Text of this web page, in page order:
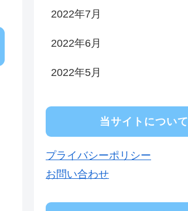
2022年7月
2022年6月
2022年5月
当サイトについて
プライバシーポリシー
お問い合わせ